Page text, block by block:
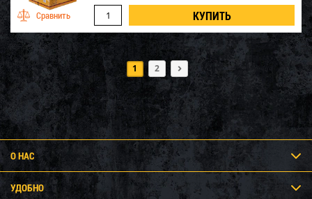
1 2
О НАС
УДОБНО